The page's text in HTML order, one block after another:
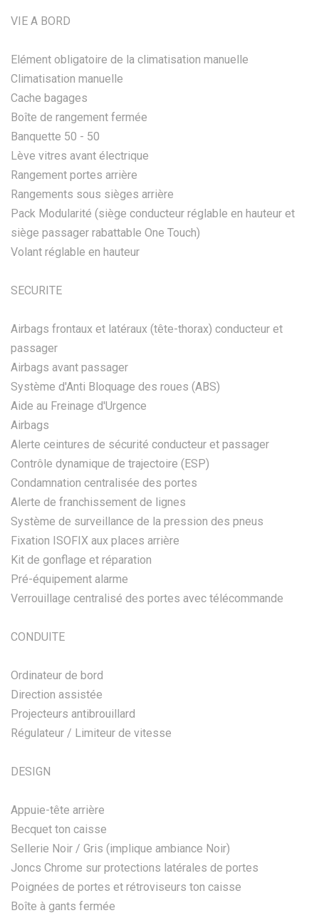
VIE A BORD
Elément obligatoire de la climatisation manuelle
Climatisation manuelle
Cache bagages
Boîte de rangement fermée
Banquette 50 - 50
Lève vitres avant électrique
Rangement portes arrière
Rangements sous sièges arrière
Pack Modularité (siège conducteur réglable en hauteur et
siège passager rabattable One Touch)
Volant réglable en hauteur
SECURITE
Airbags frontaux et latéraux (tête-thorax) conducteur et
passager
Airbags avant passager
Système d'Anti Bloquage des roues (ABS)
Aide au Freinage d'Urgence
Airbags
Alerte ceintures de sécurité conducteur et passager
Contrôle dynamique de trajectoire (ESP)
Condamnation centralisée des portes
Alerte de franchissement de lignes
Système de surveillance de la pression des pneus
Fixation ISOFIX aux places arrière
Kit de gonflage et réparation
Pré-équipement alarme
Verrouillage centralisé des portes avec télécommande
CONDUITE
Ordinateur de bord
Direction assistée
Projecteurs antibrouillard
Régulateur / Limiteur de vitesse
DESIGN
Appuie-tête arrière
Becquet ton caisse
Sellerie Noir / Gris (implique ambiance Noir)
Joncs Chrome sur protections latérales de portes
Poignées de portes et rétroviseurs ton caisse
Boîte à gants fermée